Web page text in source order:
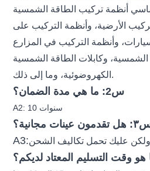
أنظمة تركيب الطاقة الشمسية
الأرضية، وأنظمة التركيب على
وكابلات الطاقة الشمسية
الكهروضوئية، وما إلى ذلك.
س2: ما هي مدة الضمان؟
A2: 10 سنوات
عينات مجانية؟
A3: